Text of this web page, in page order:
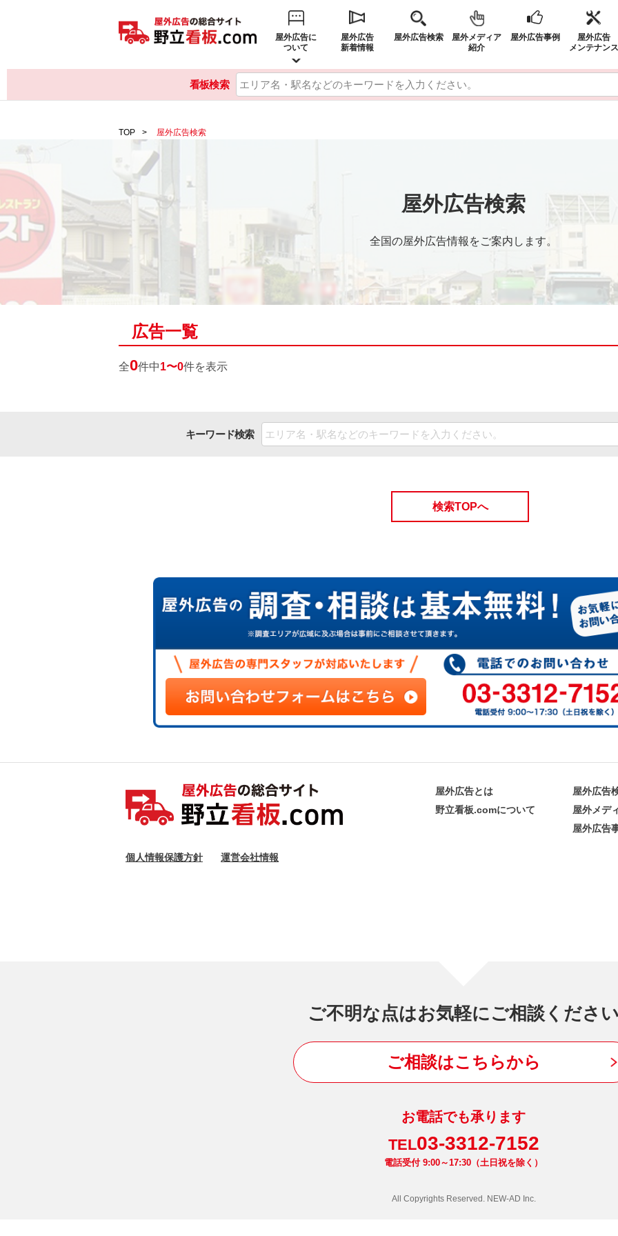
屋外広告に
ついて
屋外広告
新着情報
屋外広告検索
屋外メディア
紹介
屋外広告事例
屋外広告
メンテナンス
看板検索
TOP 屋外広告検索
屋外広告検索
全国の屋外広告情報をご案内します。
広告一覧
全0件中1〜0件を表示
キーワード検索
検索TOPへ
個人情報保護方針 運営会社情報
屋外広告とは
野立看板.comについて
屋外広告
屋外メデ
屋外広告
ご不明な点はお気軽にご相談くださ
ご相談はこちらから
お電話でも承ります
TEL03-3312-7152
電話受付 9:00～17:30（土日祝を除く）
All Copyrights Reserved. NEW-AD Inc.